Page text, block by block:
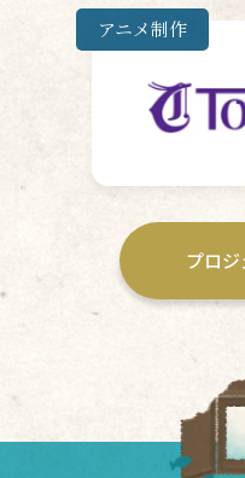
アニメ制作
プロ